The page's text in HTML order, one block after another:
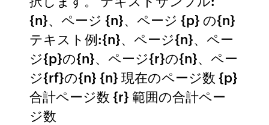
{n}、ページ {n}、ページ {p} の{n}
テキスト例:{n}、ページ{n}、ペー
ジ{p}の{n}、ページ{r}の{n}、ペー
ジ{rf}の{n} {n} 現在のページ数 {p}
合計ページ数 {r} 範囲の合計ペー
ジ数